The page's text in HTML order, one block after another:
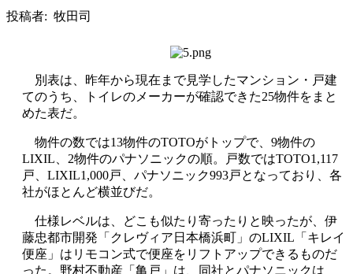
投稿者: 牧田司
別表は、昨年から現在まで見学したマンション・戸建
てのうち、トイレのメーカーが確認できた25物件をまと
めた表だ。
物件の数では13物件のTOTOがトップで、9物件の
LIXIL、2物件のパナソニックの順。戸数ではTOTO1,117
戸、LIXIL1,000戸、パナソニック993戸となっており、各
社がほとんど横並びだ。
仕様レベルは、どこも似たり寄ったりと映ったが、伊
藤忠都市開発「クレヴィア日本橋浜町」のLIXIL「キレイ
便座」はリモコン式で便座をリフトアップできるものだ
った。野村不動産「亀戸」は、同社とパナソニックは